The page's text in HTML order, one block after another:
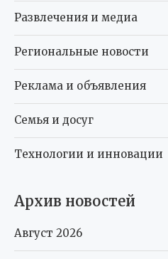
Развлечения и медиа
Региональные новости
Реклама и объявления
Семья и досуг
Технологии и инновации
Архив новостей
Август 2026